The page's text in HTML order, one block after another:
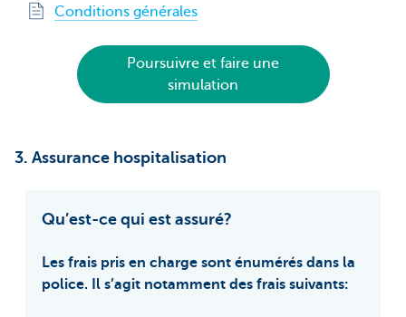
Conditions générales
Poursuivre et faire une
simulation
3. Assurance hospitalisation
Qu’est-ce qui est assuré?
Les frais pris en charge sont énumérés dans la
police. Il s’agit notamment des frais suivants: